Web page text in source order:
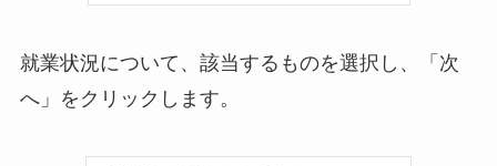
就業状況について、該当するものを選択し、「次
へ」をクリックします。